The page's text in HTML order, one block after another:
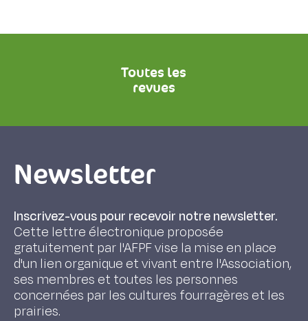
Toutes les
revues
Newsletter
Inscrivez-vous pour recevoir notre newsletter.
Cette lettre électronique proposée
gratuitement par l'AFPF vise la mise en place
d'un lien organique et vivant entre l'Association,
ses membres et toutes les personnes
concernées par les cultures fourragères et les
prairies.